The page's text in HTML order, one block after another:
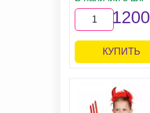
1200
КУПИТЬ